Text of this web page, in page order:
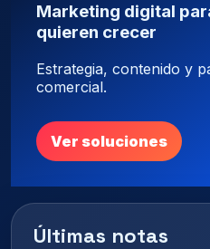
Marketing digital
quieren crecer
Estrategia, contenido y
comercial.
Ver soluciones
Últimas notas